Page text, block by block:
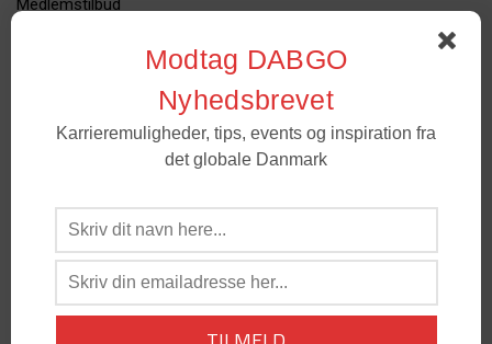
Medlemstilbud
Dabgo Erhvervspris
Om Dabgo
Medlemmer- For spørgsmål til medlemskab og grupper. Email
admin@dabgo.com
Kontakt:
Modtag DABGO
Nyhedsbrevet
Karrieremuligheder, tips, events og inspiration fra
det globale Danmark